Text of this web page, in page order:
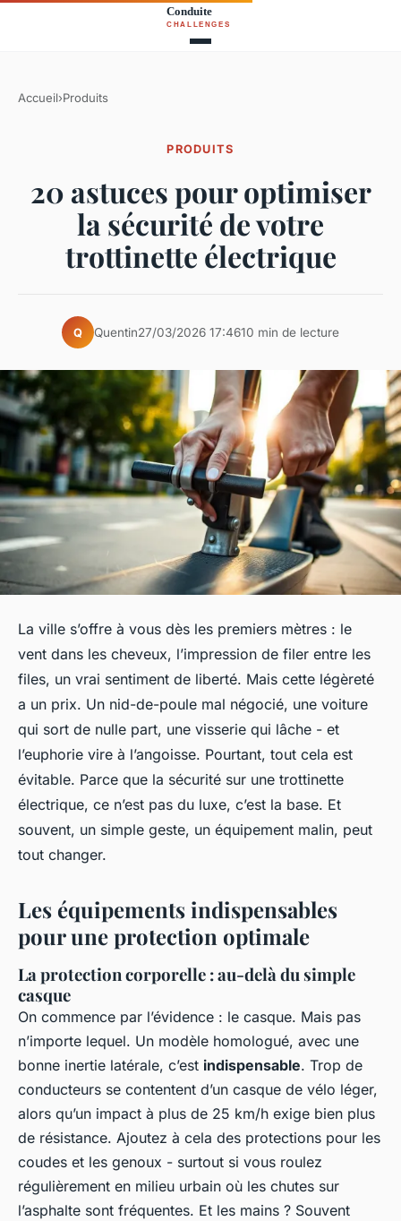
Accueil›Produits
PRODUITS
20 astuces pour optimiser
la sécurité de votre
trottinette électrique
Q Quentin27/03/2026 17:4610 min de lecture
La ville s’offre à vous dès les premiers mètres : le
vent dans les cheveux, l’impression de filer entre les
files, un vrai sentiment de liberté. Mais cette légèreté
a un prix. Un nid-de-poule mal négocié, une voiture
qui sort de nulle part, une visserie qui lâche - et
l’euphorie vire à l’angoisse. Pourtant, tout cela est
évitable. Parce que la sécurité sur une trottinette
électrique, ce n’est pas du luxe, c’est la base. Et
souvent, un simple geste, un équipement malin, peut
tout changer.
Les équipements indispensables
pour une protection optimale
La protection corporelle : au-delà du simple
casque
On commence par l’évidence : le casque. Mais pas
n’importe lequel. Un modèle homologué, avec une
bonne inertie latérale, c’est indispensable. Trop de
conducteurs se contentent d’un casque de vélo léger,
alors qu’un impact à plus de 25 km/h exige bien plus
de résistance. Ajoutez à cela des protections pour les
coudes et les genoux - surtout si vous roulez
régulièrement en milieu urbain où les chutes sur
l’asphalte sont fréquentes. Et les mains ? Souvent